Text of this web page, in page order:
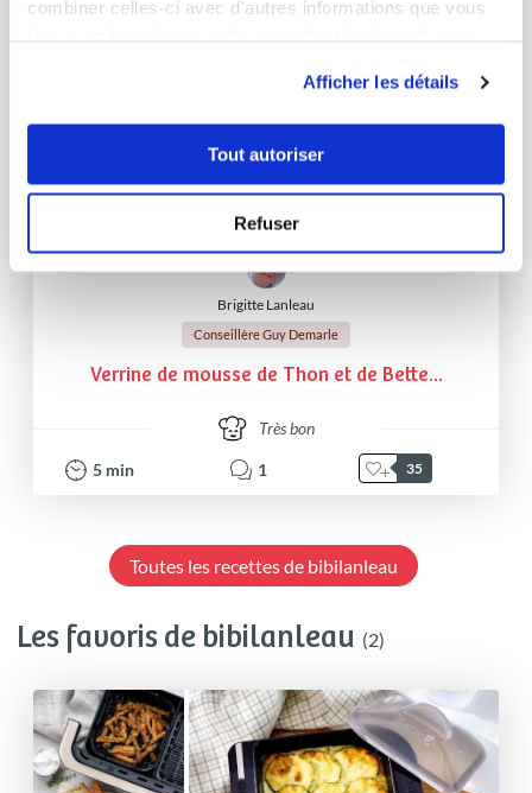
combiner celles-ci avec d'autres informations que vous
Afficher les détails
Tout autoriser
Refuser
Brigitte Lanleau
Conseillère Guy Demarle
Verrine de mousse de Thon et de Bette...
Très bon
5 min 1 35
Toutes les recettes de bibilanleau
Les favoris de bibilanleau (2)